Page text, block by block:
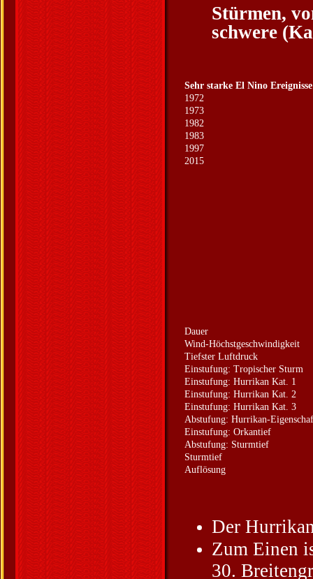
Stürmen,
schwere
Sehr starke El Nino Ereignisse
1972
1973
1982
1983
1997
2015
Dauer
Wind-Höchstgeschwindigkeit
Tiefster Luftdruck
Einstufung: Tropischer Sturm
Einstufung: Hurrikan Kat. 1
Einstufung: Hurrikan Kat. 2
Einstufung: Hurrikan Kat. 3
Abstufung: Hurrikan-
Einstufung: Orkantief
Abstufung: Sturmtief
Sturmtief
Auflösung
Der
Zum Einen
30.